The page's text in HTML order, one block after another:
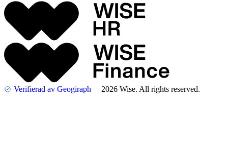
Verifierad av Geogiraph 2026 Wise. All rights reserved.